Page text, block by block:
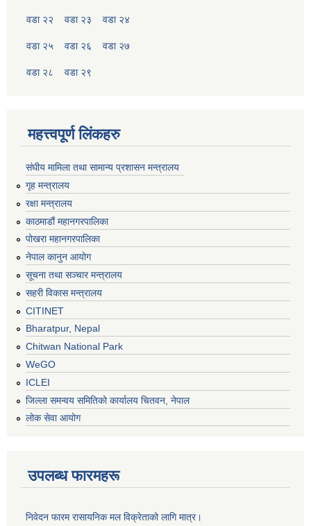
वडा २२ वडा २३ वडा २४
वडा २५ वडा २६ वडा २७
वडा २८ वडा २९
महत्त्वपूर्ण लिंकहरु
संघीय मामिला तथा सामान्य प्रशासन मन्त्रालय
गृह मन्त्रालय
रक्षा मन्त्रालय
काठमाडौं महानगरपालिका
पोखरा महानगरपालिका
नेपाल कानुन आयोग
सूचना तथा सञ्चार मन्त्रालय
सहरी विकास मन्त्रालय
CITINET
Bharatpur, Nepal
Chitwan National Park
WeGO
ICLEI
जिल्ला समन्वय समितिको कार्यालय चितवन, नेपाल
लोक सेवा आयोग
उपलब्ध फारमहरू
निवेदन फारम रासायनिक मल विक्रेताको लागि मात्र।